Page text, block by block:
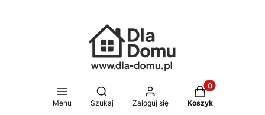
Menu
Otwórz wyszukiwarkę
Szukaj Zaloguj się
Produkty w
Koszyk